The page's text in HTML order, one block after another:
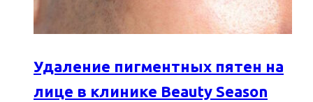
Удаление пигментных пятен на
лице в клинике Beauty Season